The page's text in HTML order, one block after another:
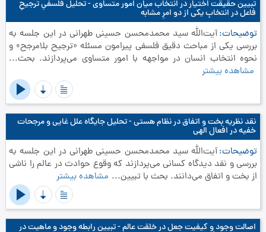
تبیین حقیقت اختیار در انتخاب میان امور متساوی - تحلیل فلسفیِ ترجیحِ
فاعل در انتخابِ یکی از دو امرِ مشابه
توضیحات آیت‌الله سید محمدمحسن حسینی طهرانی در این جلسه به
بررسی یکی از مباحث دقیق فلسفی پیرامون مسئله «ترجیح بلامرجح» و
نحوه انتخاب انسان در مواجهه با امور متساوی می‌پردازند. بحث...
مشاهده بیشتر
نقد نظریه بخت و اتفاق در نظام هستی - تحلیل جایگاه علل غایی و مرجحات
خفیه در افعال الهی
توضیحات آیت‌الله سید محمدمحسن حسینی طهرانی در این جلسه به
بررسی و نقد دیدگاه کسانی می‌پردازند که وقوع حوادث در عالم را ناشی
از بخت و اتفاق می‌دانند. بحث با تبیین... مشاهده بیشتر
اصالت وجود و کیفیت جعل در خلقت عالم - تبیین رابطه وجود و ماهیت در